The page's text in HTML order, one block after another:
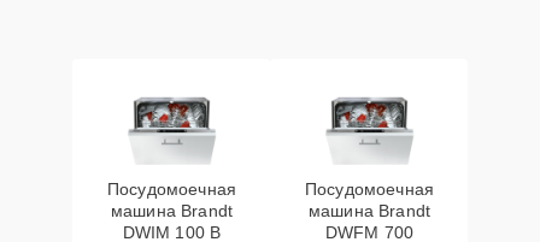
Посудомоечная
машина Brandt
DWIM 100 B
Посудомоечная
машина Brandt
DWFM 700